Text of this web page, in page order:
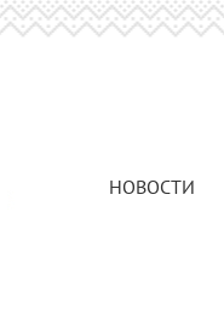
НОВОСТИ